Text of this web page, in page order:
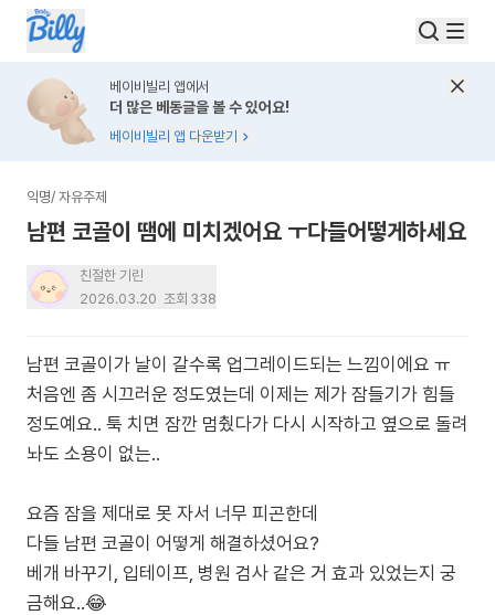
베이비빌리 앱에서
더 많은 베동글을 볼 수 있어요!
베이비빌리 앱 다운받기
익명/ 자유주제
남편 코골이 땜에 미치겠어요 ㅜ다들어떻게하세요
친절한 기린
2026.03.20 조회 338
남편 코골이가 날이 갈수록 업그레이드되는 느낌이에요 ㅠ
처음엔 좀 시끄러운 정도였는데 이제는 제가 잠들기가 힘들
정도예요.. 툭 치면 잠깐 멈췄다가 다시 시작하고 옆으로 돌려
놔도 소용이 없는..
요즘 잠을 제대로 못 자서 너무 피곤한데
다들 남편 코골이 어떻게 해결하셨어요?
베개 바꾸기, 입테이프, 병원 검사 같은 거 효과 있었는지 궁
금해요..😂